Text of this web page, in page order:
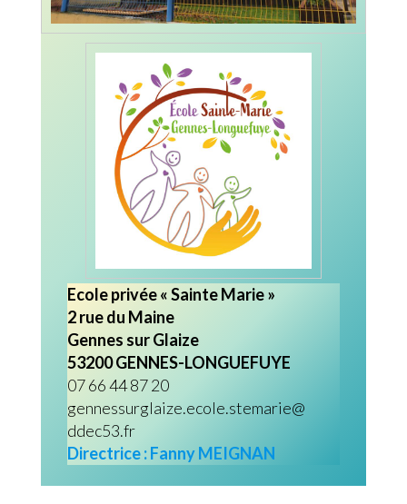
Ecole privée « Sainte Marie »
2 rue du Maine
Gennes sur Glaize
53200 GENNES-LONGUEFUYE
07 66 44 87 20
gennessurglaize.ecole.stemarie@
ddec53.fr
Directrice : Fanny MEIGNAN